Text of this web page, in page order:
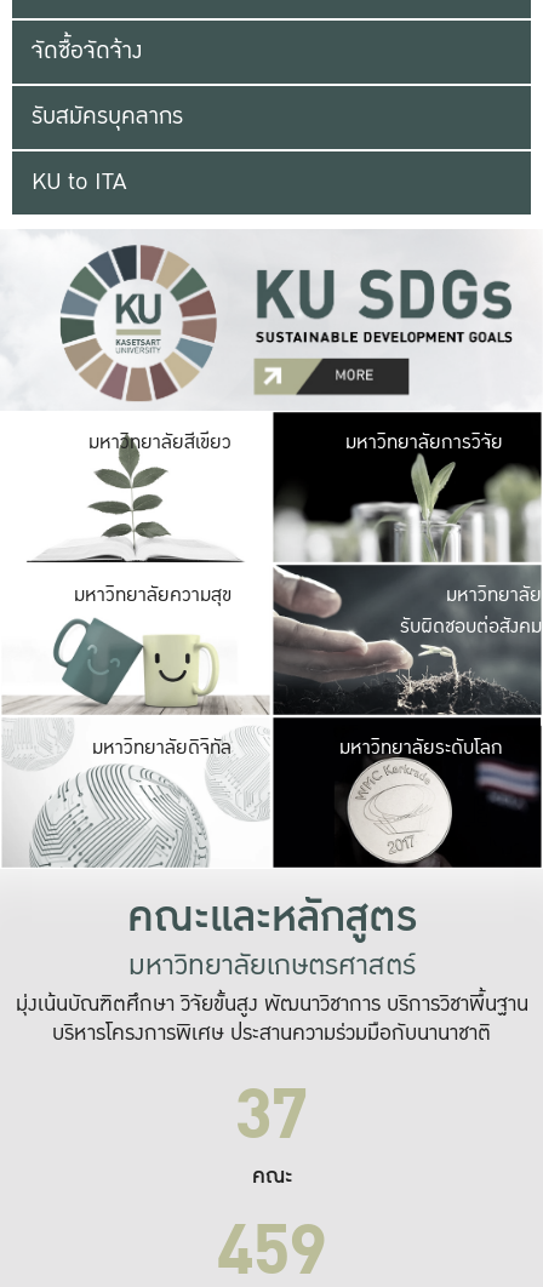
จัดซื้อจัดจ้าง
รับสมัครบุคลากร
KU to ITA
มหาวิทยาลัยสีเขียว มหาวิ
มีพื้นที่เขียวสดใส
เป็นป่าในเมือง เกษต
มหาวิทยาลัยการวิจัย
มหาวิทยาลัยความสุข มหาวิ
ค
เปิดประ
และพบเรื่องราวใ
มหาวิทยาลัย
รับผิดชอบต่อสังคม
มหาวิทยาลัยดิจิทัล มหาวิ
เปลี่ยนแปลง แล
เพื่อทำง
ระบบสารสนเทศ
มหาวิทยาลัยระดับโลก
คณะและหลักสูตร
มหาวิทยาลัยเกษตรศาสตร์
มุ่งเน้นบัณฑิตศึกษา วิจัยขั้นสูง พัฒนาวิชาการ บริการวิชาพื้นฐาน
บริหารโครงการพิเศษ ประสานความร่วมมือกับนานาชาติ
37
คณะ
459